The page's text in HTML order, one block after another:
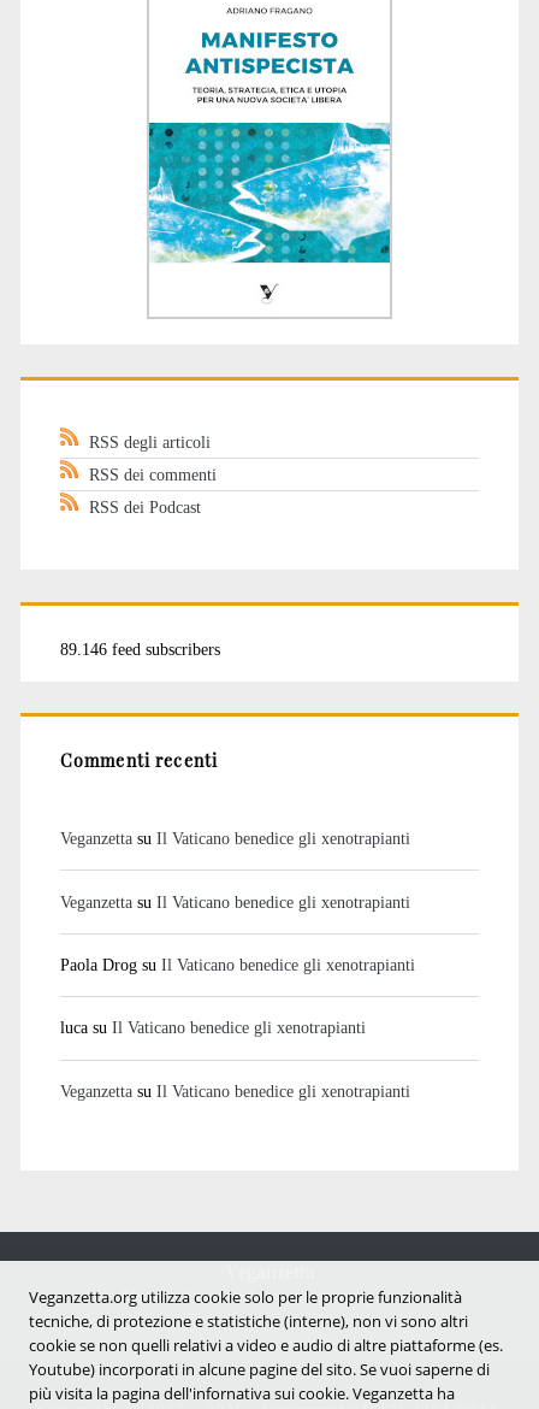
RSS degli articoli
RSS dei commenti
RSS dei Podcast
89.146 feed subscribers
Commenti recenti
Veganzettasu Il Vaticano benedice gli xenotrapianti
Veganzettasu Il Vaticano benedice gli xenotrapianti
Paola Drogsu Il Vaticano benedice gli xenotrapianti
lucasu Il Vaticano benedice gli xenotrapianti
Veganzettasu Il Vaticano benedice gli xenotrapianti
Notizie dal mondo vegan e antispecista
Veganzetta.org utilizza cookie solo per le proprie funzionalità
tecniche, di protezione e statistiche (interne), non vi sono altri
cookie se non quelli relativi a video e audio di altre piattaforme (es.
Youtube) incorporati in alcune pagine del sito. Se vuoi saperne di
più visita la pagina dell'infornativa sui cookie. Veganzetta ha